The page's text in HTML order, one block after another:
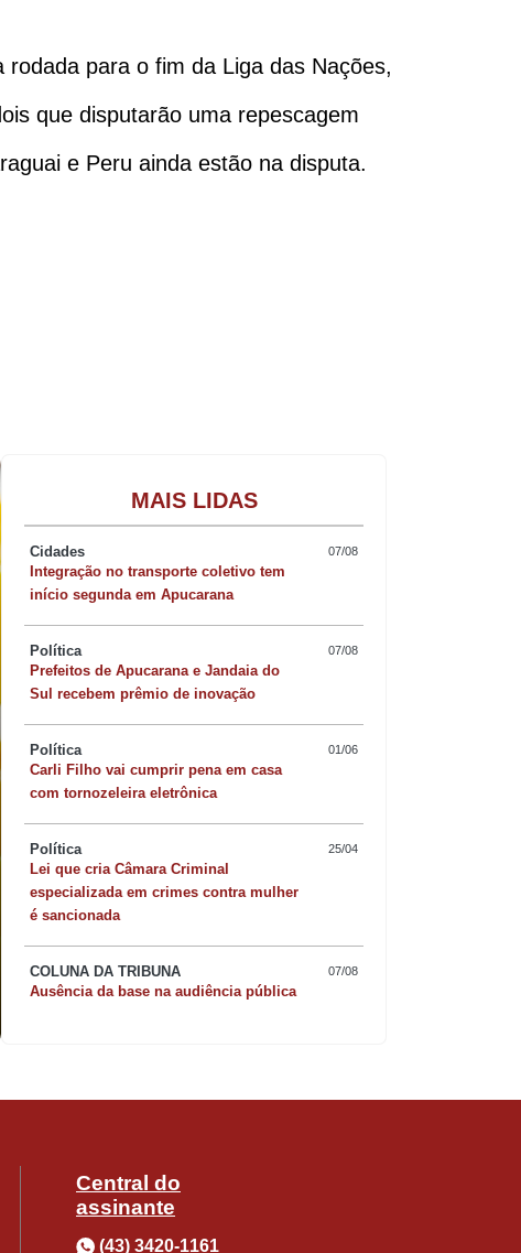
para o fim da Liga das Nações,
que disputarão uma repescagem
e Peru ainda estão na disputa.
Quer sofisticar o
risoto de camarão
MAIS LIDAS
Cidades 07/08
Integração no transporte coletivo tem
início segunda em Apucarana
Política 07/08
Prefeitos de Apucarana e Jandaia do
Sul recebem prêmio de inovação
Política 01/06
Carli Filho vai cumprir pena em casa
com tornozeleira eletrônica
Política 25/04
Lei que cria Câmara Criminal
especializada em crimes contra mulher
é sancionada
COLUNA DA TRIBUNA 07/08
Ausência da base na audiência pública
Central do
assinante
(43) 3420-1161